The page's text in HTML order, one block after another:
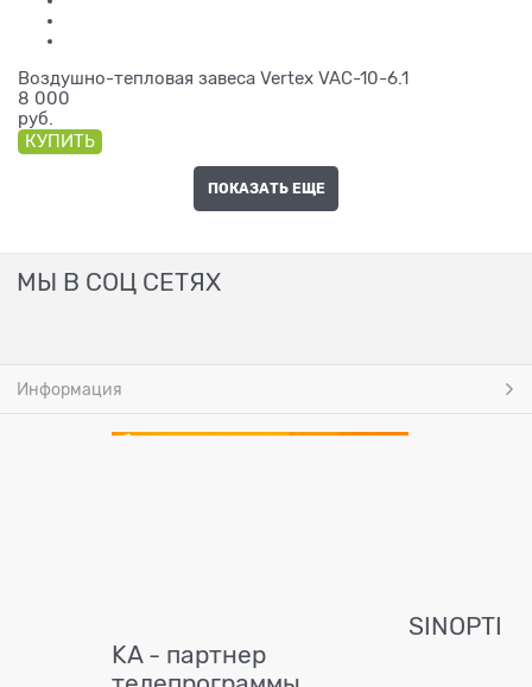
Воздушно-тепловая завеса Vertex VAC-10-6.1
8 000
руб.
КУПИТЬ
ПОКАЗАТЬ ЕЩЕ
МЫ В СОЦ СЕТЯХ
Информация
SINOPTI
KA - партнер